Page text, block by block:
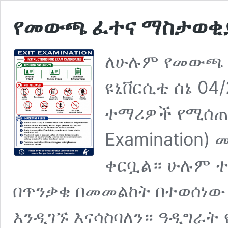
የመውጫ ፈተና
ለሁሉም የመውጫ
ዩኒቨርሲቲ ሰኔ
ተማሪዎች
ቀርቧል። ሁሉም
በጥንቃቄ በመመልከት
እንዲገኙ እናሳስባለን።